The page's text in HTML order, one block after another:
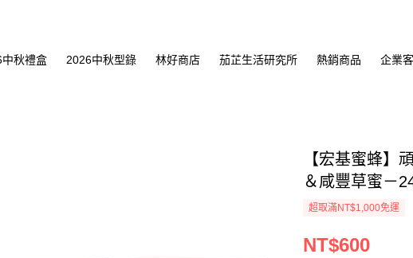
秋禮盒 2026中秋型錄 林好商店 茄芷生活研究所 熱銷商品 企業
【宏基蜜蜂】
＆咸豐草蜜－
超取滿NT$1,000免運
NT$600